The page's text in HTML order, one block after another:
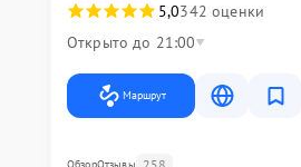
5,0342 оценки
Открыто до 21:00
Маршрут